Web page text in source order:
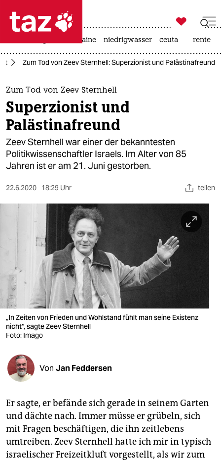
 taz zahl ich
taz zahl ich
themen
politik
öko
gesellschaft
sport
wahrheit
verlag
verlag
veranstaltungen
fragen & hilfe
abo
genossenschaft
epaper login

taz zahl ich
krieg in der ukraine niedrigwasser ceuta rente
Zum Tod von Zeev Sternhell: Superzionist und Palästinafreund
Zum Tod von Zeev Sternhell
Superzionist und
Palästinafreund
Zeev Sternhell war einer der bekanntesten
Politikwissenschaftler Israels. Im Alter von 85
Jahren ist er am 21. Juni gestorben.
22.6.2020 18:29 Uhr teilen
„In Zeiten von Frieden und Wohlstand fühlt man seine Existenz
nicht“, sagte Zeev Sternhell
Foto: Imago
Von Jan Feddersen
Er sagte, er befände sich gerade in seinem Garten
und dächte nach. Immer müsse er grübeln, sich
mit Fragen beschäftigen, die ihn zeitlebens
umtreiben. Zeev Sternhell hatte ich mir in typisch
israelischer Freizeitkluft vorgestellt, als wir zum